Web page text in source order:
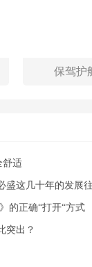
保驾护
舒适
盛这几十年的发展
的正确“打开“方式
突出？